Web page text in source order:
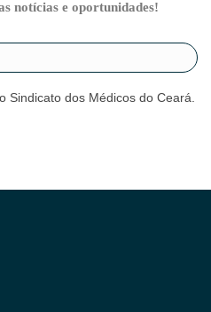
notícias e oportunidades!
Sindicato dos Médicos do Ceará.